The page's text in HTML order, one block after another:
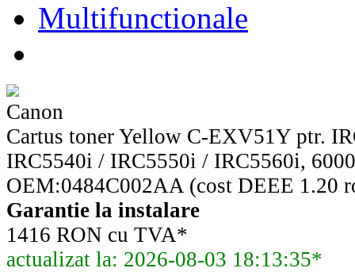
Multifunctionale
Canon
Cartus toner Yellow C-EXV51Y ptr.
IRC5540i / IRC5550i / IRC5560i,
OEM:0484C002AA (cost DEEE 1.20
Garantie la instalare
1416 RON cu TVA*
actualizat la: 2026-08-03 18:13:35*